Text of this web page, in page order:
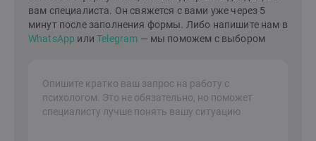
вам специалиста. Он свяжется с вами уже через 5
минут после заполнения формы. Либо напишите нам в
WhatsApp илиTelegram — мы поможем с выбором